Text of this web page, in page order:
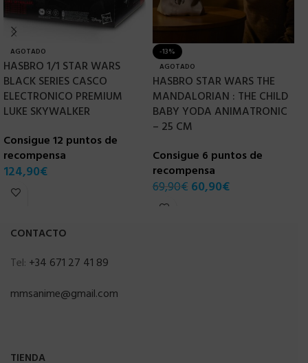
AGOTADO
HASBRO 1/1 STAR WARS
BLACK SERIES CASCO
ELECTRONICO PREMIUM
LUKE SKYWALKER
Consigue 12 puntos de
recompensa
124,90€
-13%
AGOTADO
HASBRO STAR WARS THE
MANDALORIAN : THE CHILD
BABY YODA ANIMATRONIC
– 25 CM
Consigue 6 puntos de
recompensa
69,90€ 60,90€
CONTACTO
Tel: +34 671 27 41 89
mmsanime@gmail.com
TIENDA